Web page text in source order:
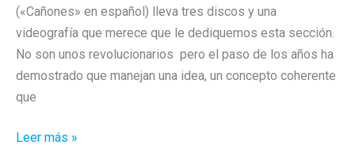
(«Cañones» en español) lleva tres discos y una
videografía que merece que le dediquemos esta sección.
No son unos revolucionarios pero el paso de los años ha
demostrado que manejan una idea, un concepto coherente
que
Salvemos
Leer más »